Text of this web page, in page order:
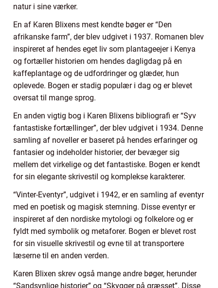
natur i sine værker.
En af Karen Blixens mest kendte bøger er “Den
afrikanske farm”, der blev udgivet i 1937. Romanen blev
inspireret af hendes eget liv som plantageejer i Kenya
og fortæller historien om hendes dagligdag på en
kaffeplantage og de udfordringer og glæder, hun
oplevede. Bogen er stadig populær i dag og er blevet
oversat til mange sprog.
En anden vigtig bog i Karen Blixens bibliografi er “Syv
fantastiske fortællinger”, der blev udgivet i 1934. Denne
samling af noveller er baseret på hendes erfaringer og
fantasier og indeholder historier, der bevæger sig
mellem det virkelige og det fantastiske. Bogen er kendt
for sin elegante skrivestil og komplekse karakterer.
“Vinter-Eventyr”, udgivet i 1942, er en samling af eventyr
med en poetisk og magisk stemning. Disse eventyr er
inspireret af den nordiske mytologi og folkelore og er
fyldt med symbolik og metaforer. Bogen er blevet rost
for sin visuelle skrivestil og evne til at transportere
læserne til en anden verden.
Karen Blixen skrev også mange andre bøger, herunder
“Sandsynlige historier” og “Skygger på græsset”. Disse